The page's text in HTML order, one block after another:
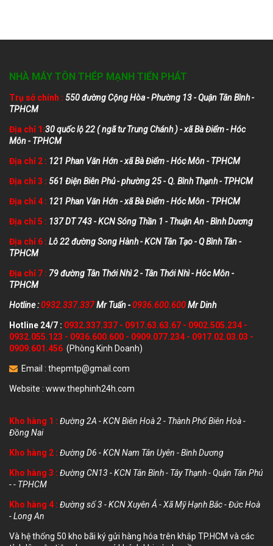
NHÀ MÁY TÔN THÉP MẠNH TIẾN PHÁT
Trụ sở chính : 550 đường Cộng Hòa - Phường 13 - Quận Tân Bình -
TPHCM
Địa chỉ 1:30 quốc lộ 22 ( ngã tư Trung Chánh ) - xã Bà Điểm - Hóc
Môn - TPHCM
Địa chỉ 2 : 121 Phan Văn Hớn - xã Bà Điểm - Hóc Môn - TPHCM
Địa chỉ 3 : 561 Điện Biên Phủ - phường 25 - Q. Bình Thạnh - TPHCM
Địa chỉ 4 : 121 Phan Văn Hớn - xã Bà Điểm - Hóc Môn - TPHCM
Địa chỉ 5 : 137 DT 743 - KCN Sóng Thần 1 - Thuận An - Bình Dương
Địa chỉ 6 : Lô 22 đường Song Hành - KCN Tân Tạo - Q Bình Tân -
TPHCM
Địa chỉ 7 : 79 đường Tân Thới Nhì 2 - Tân Thới Nhì - Hóc Môn -
TPHCM
Hotline :0932.337.337Mr Tuấn -0936.600.600Mr Dinh
Hotline 24/7 : 0932.337.337 - 0917.63.63.67 - 0902.505.234 -
0932.055.123 - 0936.600.600 - 0909.077.234 - 0917.02.03.03 -
0909.601.456 (Phòng Kinh Doanh)
Email : thepmtp@gmail.com
Website : www.thephinh24h.com
Kho hàng 1 : Đường 2A - KCN Biên Hoà 2 - Thành Phố Biên Hoà -
Đồng Nai
Kho hàng 2 : Đường D6 - KCN Nam Tân Uyên - Bình Dương
Kho hàng 3 : Đường CN13 - KCN Tân Bình - Tây Thạnh - Quận Tân Phú
- - TPHCM
Kho hàng 4 : Đường số 3 - KCN Xuyên Á - Xã Mỹ Hạnh Bắc - Đức Hoà
- Long An
Và hệ thống 50 kho bãi ký gửi hàng hóa trên khắp TP.HCM và các